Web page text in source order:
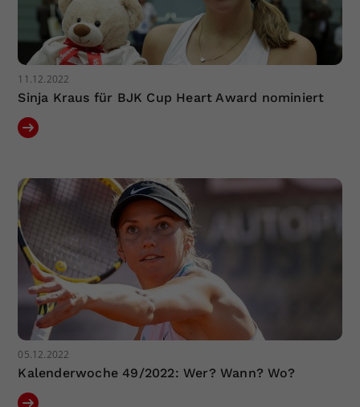
11.12.2022
Sinja Kraus für BJK Cup Heart Award nominiert
05.12.2022
Kalenderwoche 49/2022: Wer? Wann? Wo?